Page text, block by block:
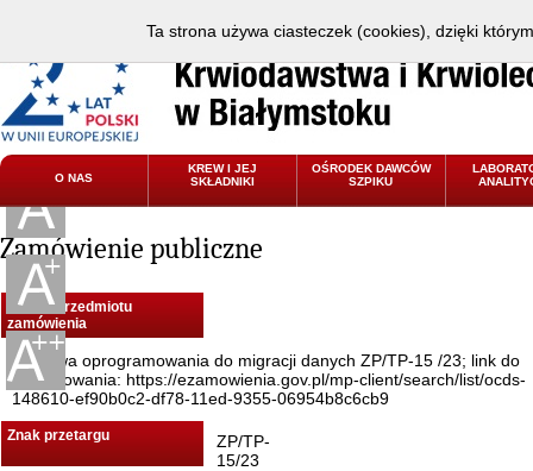
O NAS
KREW I JEJ
SKŁADNIKI
OŚRODEK DAWCÓW
SZPIKU
Zamówienie publiczne
Nazwa przedmiotu
zamówienia
Dostawa oprogramowania do migracji danych ZP/TP-15 /23; link do
postępowania: https://ezamowienia.gov.pl/mp-client/search/list/ocds-
148610-ef90b0c2-df78-11ed-9355-06954b8c6cb9
Znak przetargu
ZP/TP-
15/23
Ta strona używa ciasteczek (cookies), dzięki